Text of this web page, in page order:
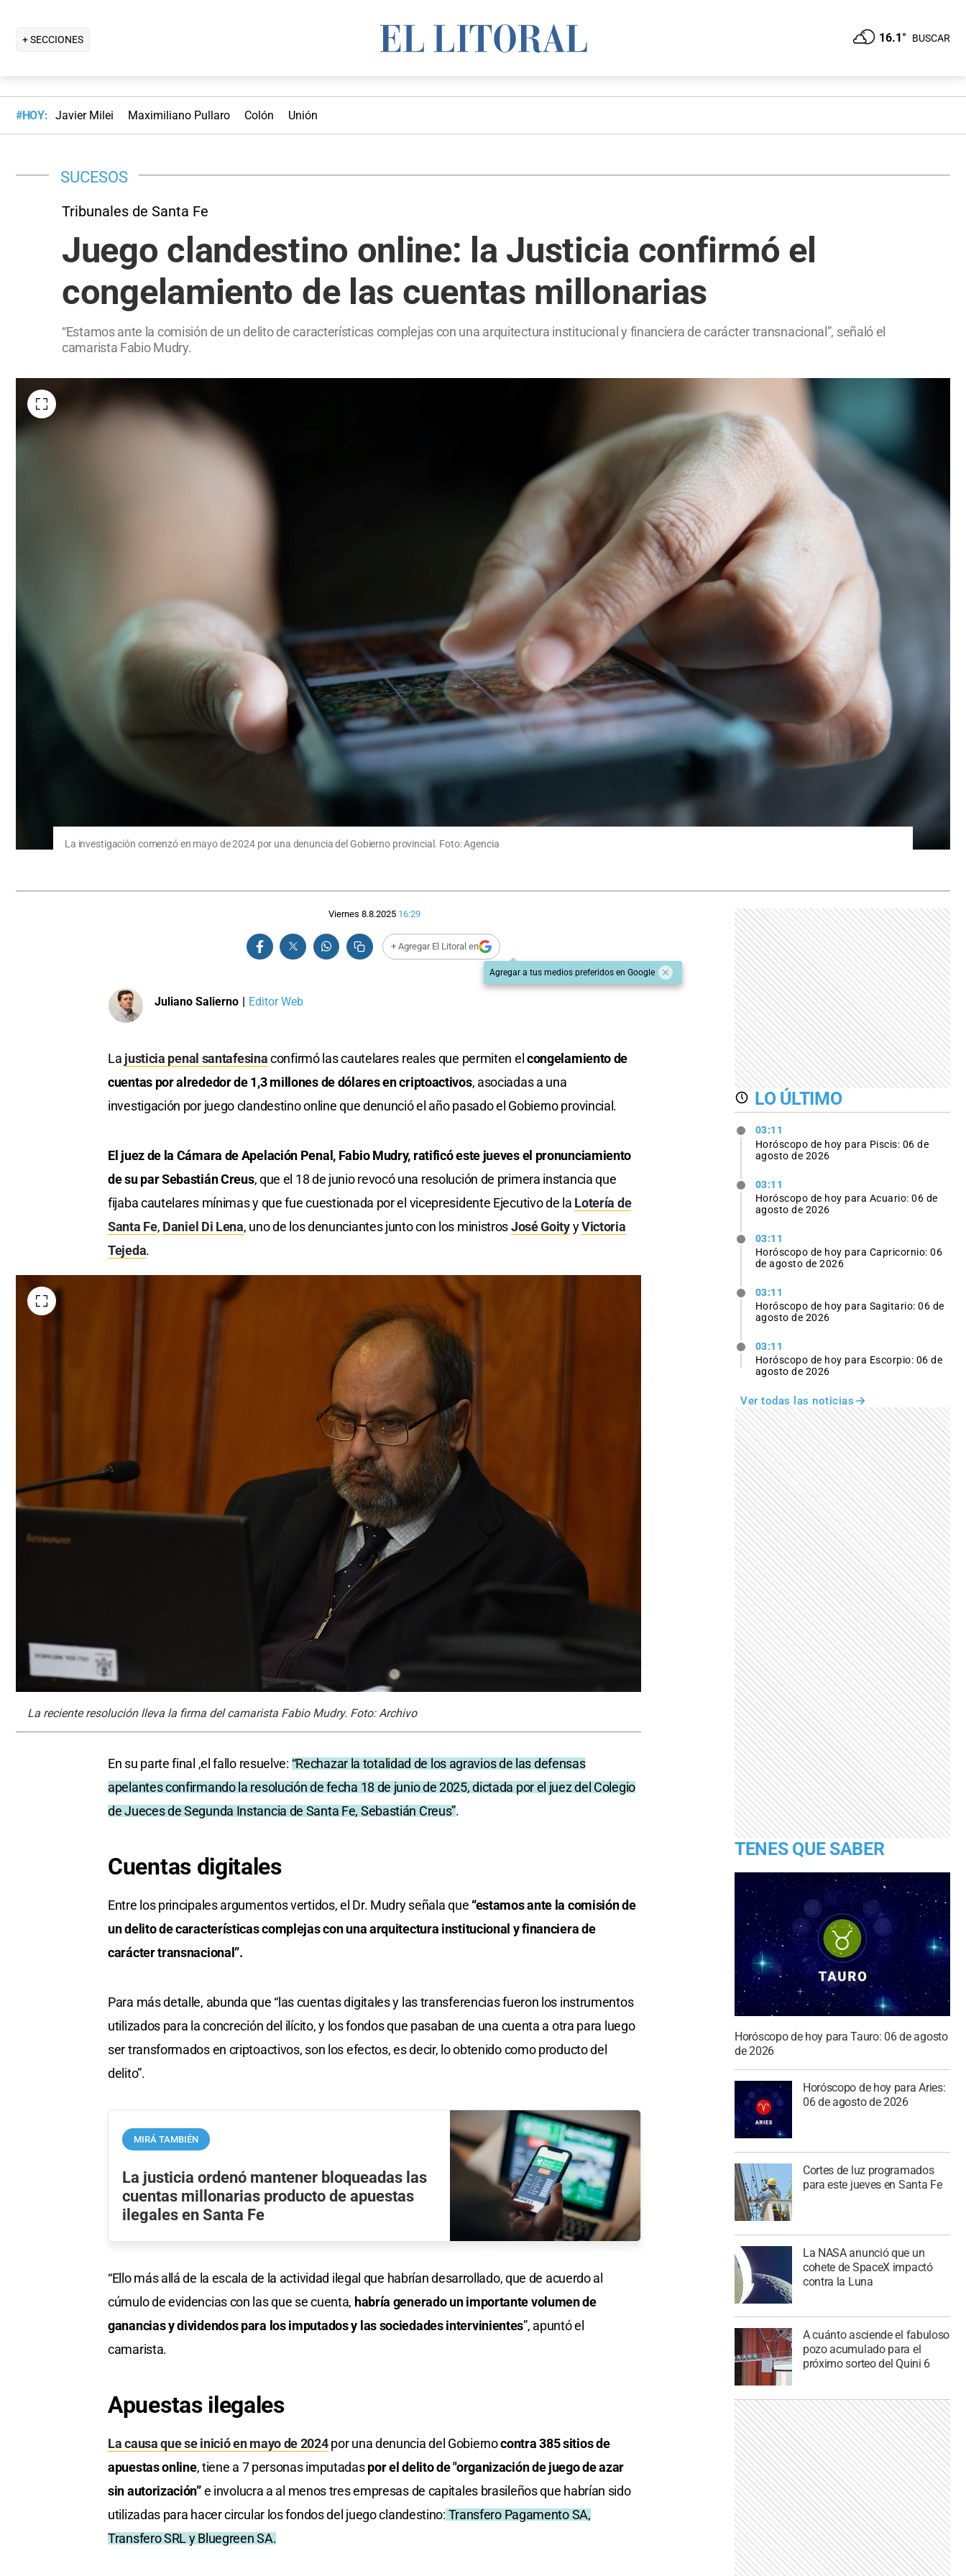
+ SECCIONES 16.1° BUSCAR
#HOY: Javier Milei Maximiliano Pullaro Colón Unión
SUCESOS
Tribunales de Santa Fe
Juego clandestino online: la Justicia confirmó el
congelamiento de las cuentas millonarias
“Estamos ante la comisión de un delito de características complejas con una arquitectura institucional y financiera de carácter transnacional”, señaló el
camarista Fabio Mudry.
La investigación comenzó en mayo de 2024 por una denuncia del Gobierno provincial. Foto: Agencia
Viernes 8.8.2025 16:29
+ Agregar El Litoral en
Agregar a tus medios preferidos en Google
Juliano Salierno | Editor Web
La justicia penal santafesinaconfirmó las cautelares reales que permiten el congelamiento de
cuentas por alrededor de 1,3 millones de dólares en criptoactivos, asociadas a una
investigación por juego clandestino online que denunció el año pasado el Gobierno provincial.
El juez de la Cámara de Apelación Penal, Fabio Mudry, ratificó este jueves el pronunciamiento
de su par Sebastián Creus, que el 18 de junio revocó una resolución de primera instancia que
fijaba cautelares mínimas y que fue cuestionada por el vicepresidente Ejecutivo de la Lotería de
Santa Fe, Daniel Di Lena, uno de los denunciantes junto con los ministrosJosé GoityyVictoria
Tejeda.
La reciente resolución lleva la firma del camarista Fabio Mudry. Foto: Archivo
En su parte final ,el fallo resuelve: “Rechazar la totalidad de los agravios de las defensas
apelantes confirmando la resolución de fecha 18 de junio de 2025, dictada por el juez del Colegio
de Jueces de Segunda Instancia de Santa Fe, Sebastián Creus”.
Cuentas digitales
Entre los principales argumentos vertidos, el Dr. Mudry señala que “estamos ante la comisión de
un delito de características complejas con una arquitectura institucional y financiera de
carácter transnacional”.
Para más detalle, abunda que “las cuentas digitales y las transferencias fueron los instrumentos
utilizados para la concreción del ilícito, y los fondos que pasaban de una cuenta a otra para luego
ser transformados en criptoactivos, son los efectos, es decir, lo obtenido como producto del
delito”.
MIRÁ TAMBIÉN
La justicia ordenó mantener bloqueadas las
cuentas millonarias producto de apuestas
ilegales en Santa Fe
“Ello más allá de la escala de la actividad ilegal que habrían desarrollado, que de acuerdo al
cúmulo de evidencias con las que se cuenta, habría generado un importante volumen de
ganancias y dividendos para los imputados y las sociedades intervinientes”, apuntó el
camarista.
Apuestas ilegales
La causa que se inició en mayo de 2024por una denuncia del Gobiernocontra 385 sitios de
apuestas online, tiene a 7 personas imputadaspor el delito de "organización de juego de azar
sin autorización”e involucra a al menos tres empresas de capitales brasileños que habrían sido
utilizadas para hacer circular los fondos del juego clandestino: Transfero Pagamento SA,
Transfero SRL y Bluegreen SA.
LO ÚLTIMO
03:11
Horóscopo de hoy para Piscis: 06 de
agosto de 2026
03:11
Horóscopo de hoy para Acuario: 06 de
agosto de 2026
03:11
Horóscopo de hoy para Capricornio: 06
de agosto de 2026
03:11
Horóscopo de hoy para Sagitario: 06 de
agosto de 2026
03:11
Horóscopo de hoy para Escorpio: 06 de
agosto de 2026
Ver todas las noticias
TENES QUE SABER
Horóscopo de hoy para Tauro: 06 de agosto
de 2026
Horóscopo de hoy para Aries:
06 de agosto de 2026
Cortes de luz programados
para este jueves en Santa Fe
La NASA anunció que un
cohete de SpaceX impactó
contra la Luna
A cuánto asciende el fabuloso
pozo acumulado para el
próximo sorteo del Quini 6